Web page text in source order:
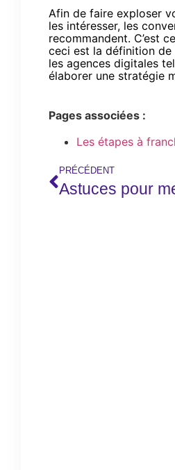
Afin de faire exploser
les intéresser, les
recommandent. C’est
ceci est la définition de
les agences digitales
élaborer une stratégie
Pages associées :
Les étapes à
PRÉCÉDENT